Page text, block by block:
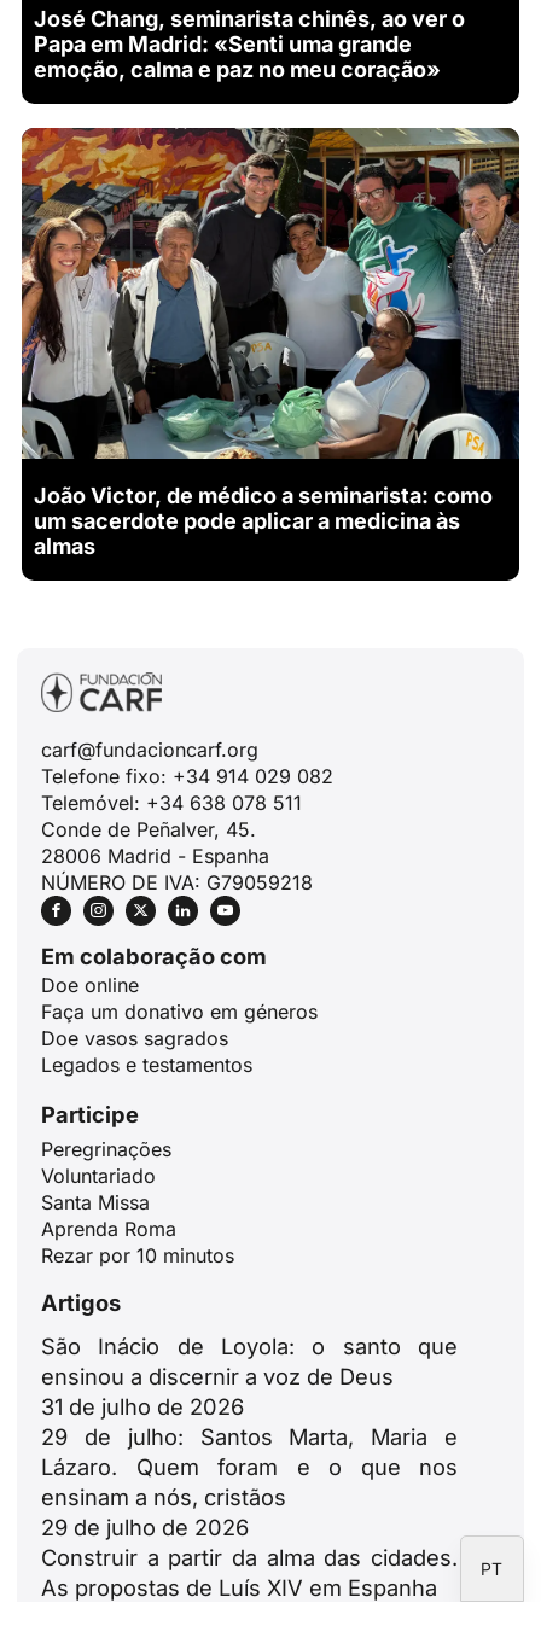
José Chang, seminarista chinês, ao ver o
Papa em Madrid: «Senti uma grande
emoção, calma e paz no meu coração»
João Victor, de médico a seminarista: como
um sacerdote pode aplicar a medicina às
almas
carf@fundacioncarf.org
Telefone fixo: +34 914 029 082
Telemóvel: +34 638 078 511
Conde de Peñalver, 45.
28006 Madrid - Espanha
NÚMERO DE IVA: G79059218
Em colaboração com
Doe online
Faça um donativo em géneros
Doe vasos sagrados
Legados e testamentos
Participe
Peregrinações
Voluntariado
Santa Missa
Aprenda Roma
Rezar por 10 minutos
Artigos
São Inácio de Loyola: o santo que
ensinou a discernir a voz de Deus
31 de julho de 2026
29 de julho: Santos Marta, Maria e
Lázaro. Quem foram e o que nos
ensinam a nós, cristãos
29 de julho de 2026
Construir a partir da alma das cidades.
As propostas de Luís XIV em Espanha
PT